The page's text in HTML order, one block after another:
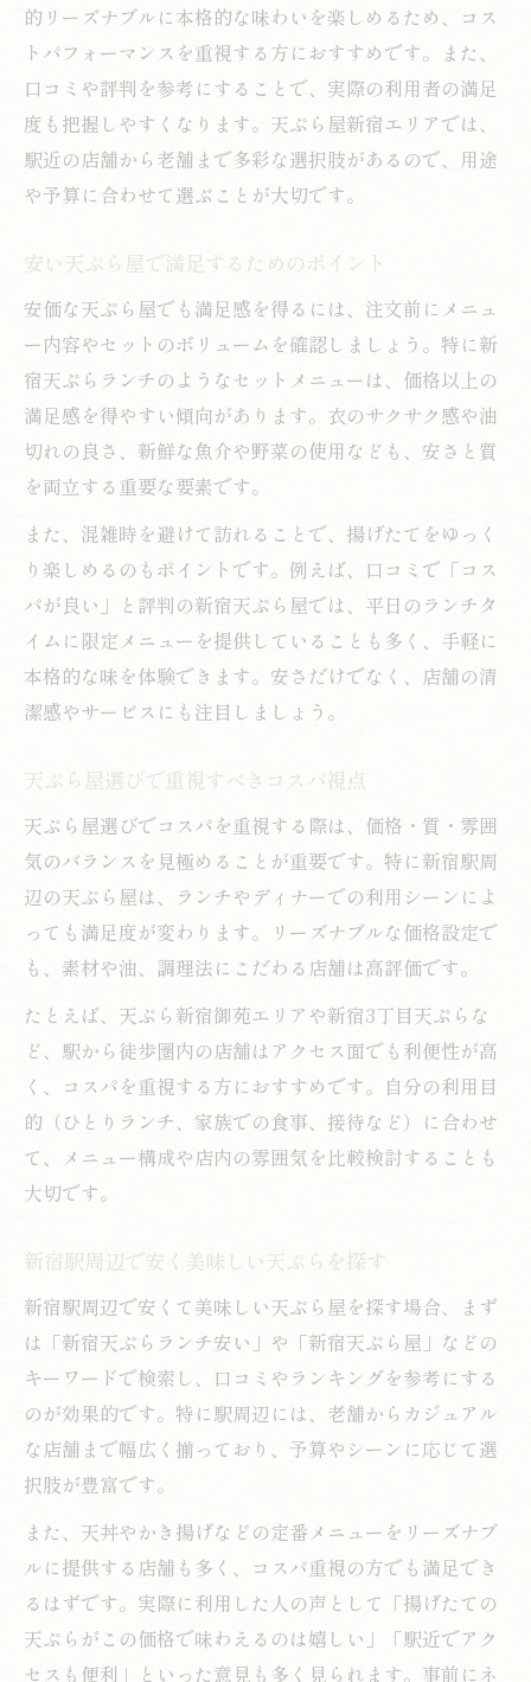
的リーズナブルに本格的な味わいを楽しめるため、コス
トパフォーマンスを重視する方におすすめです。また、
口コミや評判を参考にすることで、実際の利用者の満足
度も把握しやすくなります。天ぷら屋新宿エリアでは、
駅近の店舗から老舗まで多彩な選択肢があるので、用途
や予算に合わせて選ぶことが大切です。
安い天ぷら屋で満足するためのポイント
安価な天ぷら屋でも満足感を得るには、注文前にメニュ
ー内容やセットのボリュームを確認しましょう。特に新
宿天ぷらランチのようなセットメニューは、価格以上の
満足感を得やすい傾向があります。衣のサクサク感や油
切れの良さ、新鮮な魚介や野菜の使用なども、安さと質
を両立する重要な要素です。
また、混雑時を避けて訪れることで、揚げたてをゆっく
り楽しめるのもポイントです。例えば、口コミで「コス
パが良い」と評判の新宿天ぷら屋では、平日のランチタ
イムに限定メニューを提供していることも多く、手軽に
本格的な味を体験できます。安さだけでなく、店舗の清
潔感やサービスにも注目しましょう。
天ぷら屋選びで重視すべきコスパ視点
天ぷら屋選びでコスパを重視する際は、価格・質・雰囲
気のバランスを見極めることが重要です。特に新宿駅周
辺の天ぷら屋は、ランチやディナーでの利用シーンによ
っても満足度が変わります。リーズナブルな価格設定で
も、素材や油、調理法にこだわる店舗は高評価です。
たとえば、天ぷら新宿御苑エリアや新宿3丁目天ぷらな
ど、駅から徒歩圏内の店舗はアクセス面でも利便性が高
く、コスパを重視する方におすすめです。自分の利用目
的（ひとりランチ、家族での食事、接待など）に合わせ
て、メニュー構成や店内の雰囲気を比較検討することも
大切です。
新宿駅周辺で安く美味しい天ぷらを探す
新宿駅周辺で安くて美味しい天ぷら屋を探す場合、まず
は「新宿天ぷらランチ安い」や「新宿天ぷら屋」などの
キーワードで検索し、口コミやランキングを参考にする
のが効果的です。特に駅周辺には、老舗からカジュアル
な店舗まで幅広く揃っており、予算やシーンに応じて選
択肢が豊富です。
また、天丼やかき揚げなどの定番メニューをリーズナブ
ルに提供する店舗も多く、コスパ重視の方でも満足でき
るはずです。実際に利用した人の声として「揚げたての
天ぷらがこの価格で味わえるのは嬉しい」「駅近でアク
セスも便利」といった意見も多く見られます。事前にネ